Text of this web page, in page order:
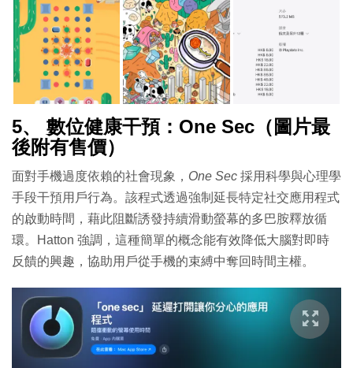
5、 數位健康干預：One Sec（圖片最
後附有售價）
面對手機過度依賴的社會現象， One Sec 採用科學與心理學
手段干預用戶行為。該程式透過強制延長特定社交應用程式
的啟動時間，藉此阻斷誘發持續滑動螢幕的多巴胺釋放循
環。Hatton 強調，這種簡單的概念能有效降低大腦對即時
反饋的興趣，協助用戶從手機的束縛中奪回時間主權。